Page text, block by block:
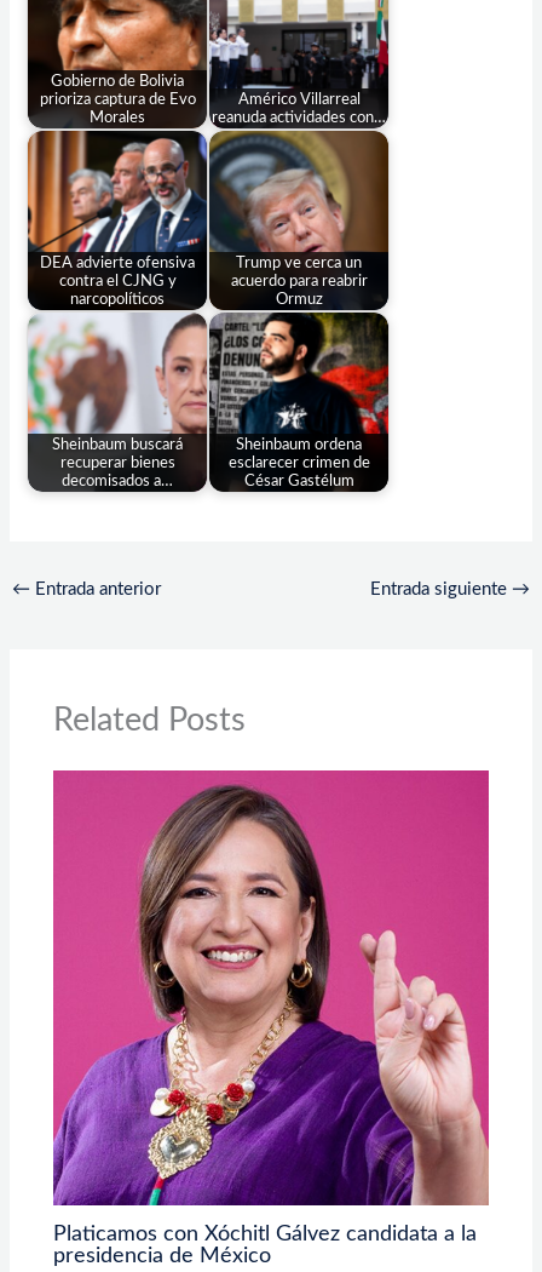
Gobierno de Bolivia
prioriza captura de Evo
Morales
Américo Villarreal
reanuda actividades con…
DEA advierte ofensiva
contra el CJNG y
narcopolíticos
Trump ve cerca un
acuerdo para reabrir
Ormuz
Sheinbaum buscará
recuperar bienes
decomisados a…
Sheinbaum ordena
esclarecer crimen de
César Gastélum
← Entrada anterior Entrada siguiente →
Related Posts
Platicamos con Xóchitl Gálvez candidata a la
presidencia de México